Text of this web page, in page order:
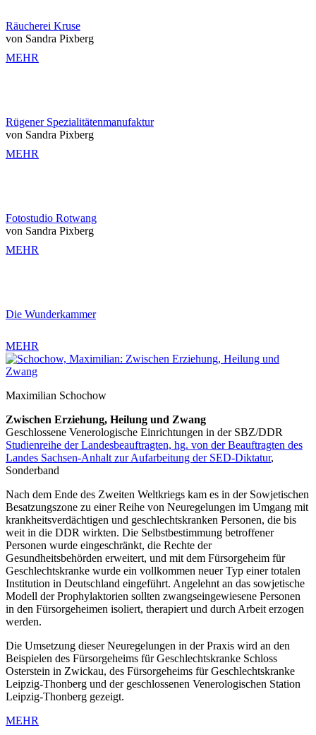
Räucherei Kruse
von Sandra Pixberg
MEHR
Rügener Spezialitätenmanufaktur
von Sandra Pixberg
MEHR
Fotostudio Rotwang
von Sandra Pixberg
MEHR
Die Wunderkammer
MEHR
Maximilian Schochow
Zwischen Erziehung, Heilung und Zwang
Geschlossene Venerologische Einrichtungen in der SBZ/DDR
Studienreihe der Landesbeauftragten, hg. von der Beauftragten des
Landes Sachsen-Anhalt zur Aufarbeitung der SED-Diktatur,
Sonderband
Nach dem Ende des Zweiten Weltkriegs kam es in der Sowjetischen
Besatzungszone zu einer Reihe von Neuregelungen im Umgang mit
krankheitsverdächtigen und geschlechtskranken Personen, die bis
weit in die DDR wirkten. Die Selbstbestimmung betroffener
Personen wurde eingeschränkt, die Rechte der
Gesundheitsbehörden erweitert, und mit dem Fürsorgeheim für
Geschlechtskranke wurde ein vollkommen neuer Typ einer totalen
Institution in Deutschland eingeführt. Angelehnt an das sowjetische
Modell der Prophylaktorien sollten zwangseingewiesene Personen
in den Fürsorgeheimen isoliert, therapiert und durch Arbeit erzogen
werden.
Die Umsetzung dieser Neuregelungen in der Praxis wird an den
Beispielen des Fürsorgeheims für Geschlechtskranke Schloss
Osterstein in Zwickau, des Fürsorgeheims für Geschlechtskranke
Leipzig-Thonberg und der geschlossenen Venerologischen Station
Leipzig-Thonberg gezeigt.
MEHR